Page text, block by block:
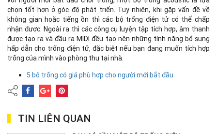
chọn tốt hơn ở góc độ phát triển. Tuy nhiên, khi gặp vấn đề về
không gian hoặc tiếng ồn thì các bộ trống điện tử có thể chấp
nhận được. Ngoài ra thì các công cụ luyện tập tích hợp, âm thanh
được tạo ra và đầu ra MIDI đều tạo nên những tính năng bổ sung
hấp dẫn cho trống điện tử, đặc biệt nếu bạn đang muốn tích hợp
trống của mình vào phòng thu tại nhà.
5 bộ trống có giá phù hợp cho người mới bắt đầu
TIN LIÊN QUAN